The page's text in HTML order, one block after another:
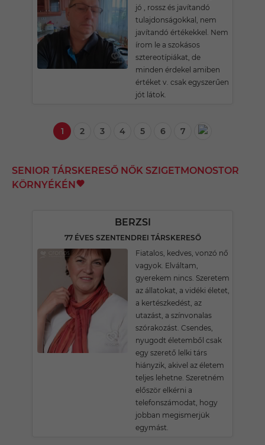
jó , rossz és javítandó
tulajdonságokkal, nem
javítandó értékekkel. Nem
írom le a szokásos
sztereotípiákat, de
minden érdekel amiben
értéket v. csak egyszerűen
jót látok.
1 2 3 4 5 6 7
SENIOR TÁRSKERESŐ NŐK SZIGETMONOSTOR
KÖRNYÉKÉN
BERZSI
77 ÉVES SZENTENDREI TÁRSKERESŐ
Fiatalos, kedves, vonzó nő
vagyok. Elváltam,
gyerekem nincs. Szeretem
az állatokat, a vidéki életet,
a kertészkedést, az
utazást, a színvonalas
szórakozást. Csendes,
nyugodt életemből csak
egy szerető lelki társ
hiányzik, akivel az életem
teljes lehetne. Szeretném
először elkérni a
telefonszámodat, hogy
jobban megismerjük
egymást.